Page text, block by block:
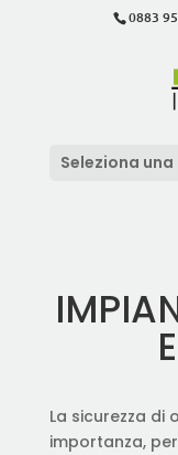
0883
Seleziona
La sicurezza di
importanza,